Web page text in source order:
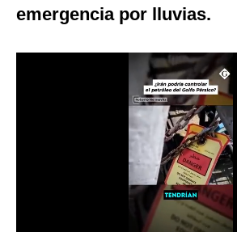
Internacional
emergencia por lluvias.